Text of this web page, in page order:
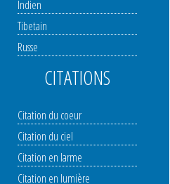
Indien
Tibetain
Russe
CITATIONS
Citation du coeur
Citation du ciel
Citation en larme
Citation en lumière